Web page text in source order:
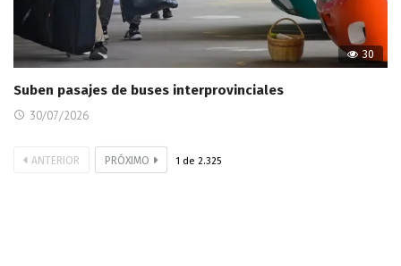
30
Suben pasajes de buses interprovinciales
30/07/2026
ANTERIOR PRÓXIMO 1 de 2.325